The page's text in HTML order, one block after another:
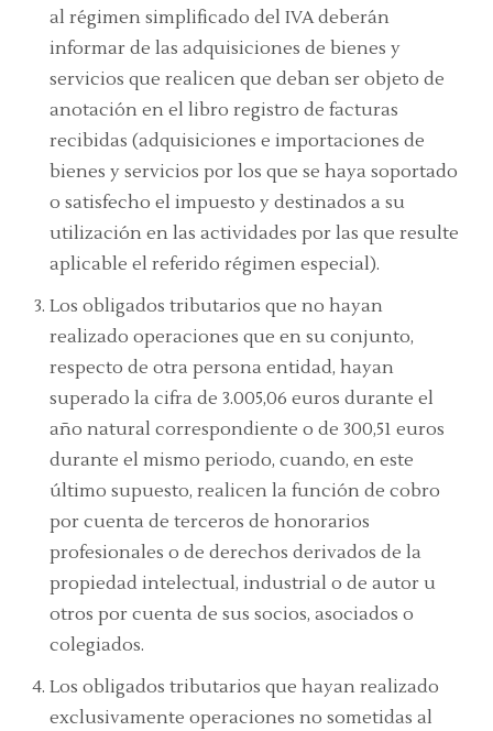
al régimen simplificado del IVA deberán
informar de las adquisiciones de bienes y
servicios que realicen que deban ser objeto de
anotación en el libro registro de facturas
recibidas (adquisiciones e importaciones de
bienes y servicios por los que se haya soportado
o satisfecho el impuesto y destinados a su
utilización en las actividades por las que resulte
aplicable el referido régimen especial).
Los obligados tributarios que no hayan
realizado operaciones que en su conjunto,
respecto de otra persona entidad, hayan
superado la cifra de 3.005,06 euros durante el
año natural correspondiente o de 300,51 euros
durante el mismo periodo, cuando, en este
último supuesto, realicen la función de cobro
por cuenta de terceros de honorarios
profesionales o de derechos derivados de la
propiedad intelectual, industrial o de autor u
otros por cuenta de sus socios, asociados o
colegiados.
Los obligados tributarios que hayan realizado
exclusivamente operaciones no sometidas al